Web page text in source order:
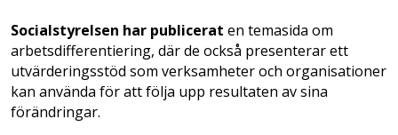
Socialstyrelsen har publicerat en temasida om
arbetsdifferentiering, där de också presenterar ett
utvärderingsstöd som verksamheter och organisationer
kan använda för att följa upp resultaten av sina
förändringar.